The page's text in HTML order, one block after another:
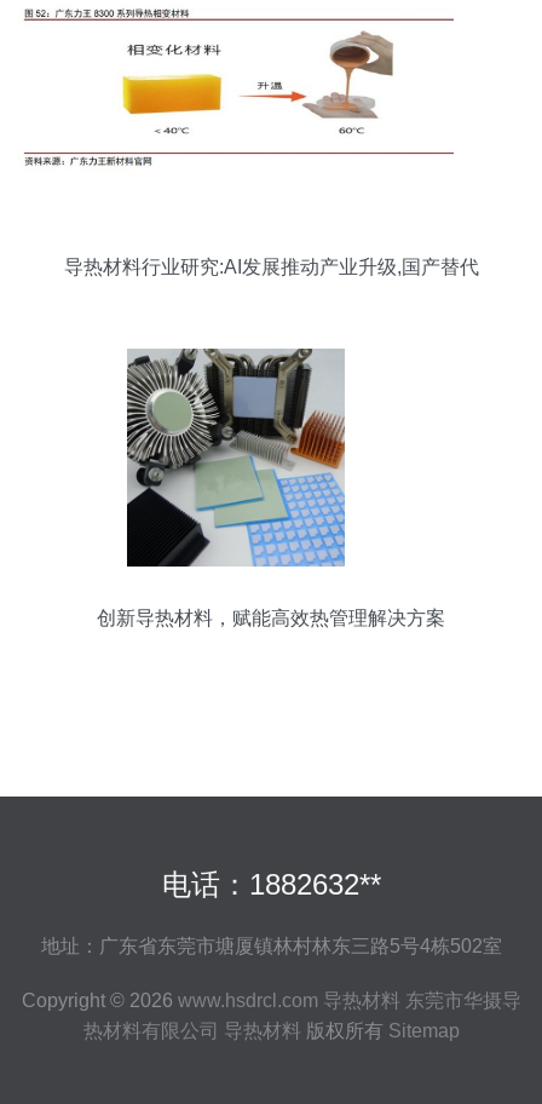
导热材料行业研究:AI发展推动产业升级,国产替代
创新导热材料，赋能高效热管理解决方案
电话：1882632**
地址：广东省东莞市塘厦镇林村林东三路5号4栋502室
Copyright © 2026 www.hsdrcl.com 导热材料 东莞市华摄导
热材料有限公司 导热材料 版权所有 Sitemap